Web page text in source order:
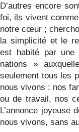
D’autres encore
foi, ils vivent
notre cœur ;
la simplicité et le
est habité par
nations »
seulement tous les
nous vivons : nos
ou de travail, nos
L’annonce joyeuse
nous vivons, sans